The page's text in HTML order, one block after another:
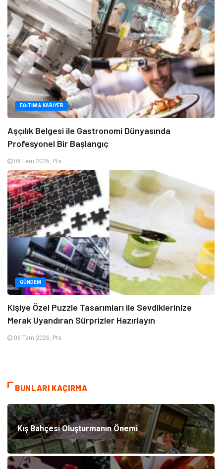
EĞITIM & KARIYER
Aşçılık Belgesi ile Gastronomi Dünyasında
Profesyonel Bir Başlangıç
06 Tem 2026, Pts
GÜNDEM
Kişiye Özel Puzzle Tasarımları ile Sevdiklerinize
Merak Uyandıran Sürprizler Hazırlayın
06 Tem 2026, Pts
BUNLARI KAÇIRMA
Kış Bahçesi Oluşturmanın Önemi